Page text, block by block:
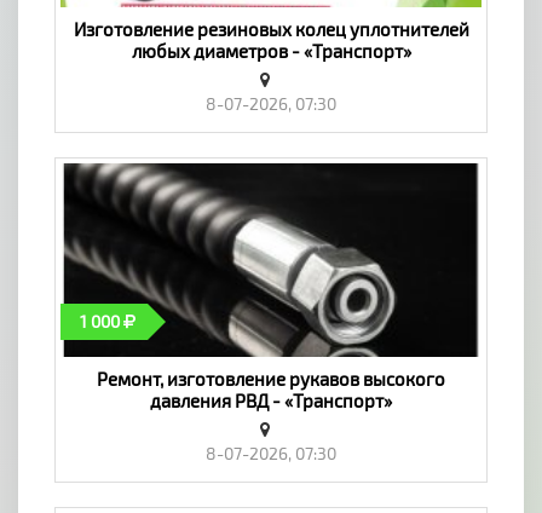
Изготовление резиновых колец уплотнителей
любых диаметров - «Транспорт»
8-07-2026, 07:30
1 000
Ремонт, изготовление рукавов высокого
давления РВД - «Транспорт»
8-07-2026, 07:30